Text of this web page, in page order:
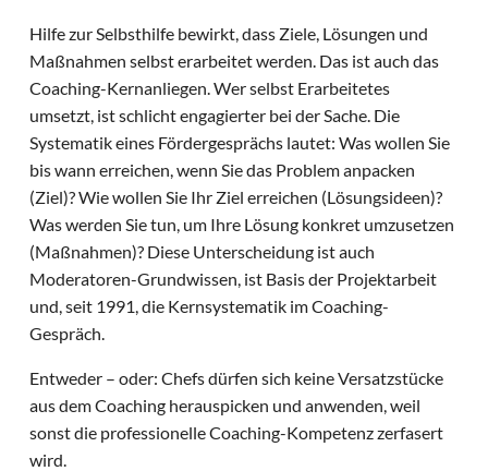
Hilfe zur Selbsthilfe bewirkt, dass Ziele, Lösungen und
Maßnahmen selbst erarbeitet werden. Das ist auch das
Coaching-Kernanliegen. Wer selbst Erarbeitetes
umsetzt, ist schlicht engagierter bei der Sache. Die
Systematik eines Fördergesprächs lautet: Was wollen Sie
bis wann erreichen, wenn Sie das Problem anpacken
(Ziel)? Wie wollen Sie Ihr Ziel erreichen (Lösungsideen)?
Was werden Sie tun, um Ihre Lösung konkret umzusetzen
(Maßnahmen)? Diese Unterscheidung ist auch
Moderatoren-Grundwissen, ist Basis der Projektarbeit
und, seit 1991, die Kernsystematik im Coaching-
Gespräch.
Entweder – oder: Chefs dürfen sich keine Versatzstücke
aus dem Coaching herauspicken und anwenden, weil
sonst die professionelle Coaching-Kompetenz zerfasert
wird.